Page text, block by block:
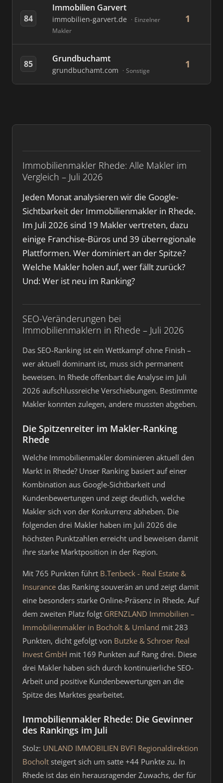
Immobilienmakler Rhede: Alle Makler im
Vergleich – Juli 2026
Jeden Monat analysieren wir die Google-
Sichtbarkeit der Immobilienmakler in Rhede.
Im Juli 2026 sind 19 Makler vertreten, dazu
einige Franchise-Büros und 39 überregionale
Plattformen. Wer dominiert an der Spitze?
Welche Makler holen auf, wer fällt zurück?
Und: Wer ist neu im Ranking?
SEO-Veränderungen bei
Immobilienmaklern in Rhede – Juli 2026
Das SEO-Ranking ist ein Wettkampf ohne Finish –
wer aktuell dominant ist, muss sich permanent
beweisen. In Rhede offenbart die Analyse im Juli
2026 aufschlussreiche Verschiebungen. Bestimmte
Makler konnten zulegen, andere mussten abgeben.
Die Spitzenreiter im Makler-Ranking
Rhede
Welche Immobilienmakler dominieren aktuell den
Markt in Rhede? Unser Ranking basiert auf einer
Kombination aus Google-Sichtbarkeit und
Kundenbewertungen und zeigt deutlich, welche
Makler sich von der Konkurrenz abheben. Die
folgenden drei Makler haben im Juli 2026 die
höchsten Punktzahlen erreicht und beweisen damit
ihre starke Marktposition in der Region.
Mit 765 Punkten führt B.Tenbeck - Real Estate &
Insurance das Ranking souverän an und zeigt damit
eine besonders starke Online-Präsenz in Rhede. Auf
dem zweiten Platz folgt GRENZLAND Immobilien –
Immobilienmakler in Bocholt & Umland mit 283
Punkten, dicht gefolgt von Butzke & Schroer Real
Invest GmbH mit 169 Punkten auf Rang drei. Diese
drei Makler haben sich durch kontinuierliche SEO-
Arbeit und positive Kundenbewertungen an die
Spitze des Marktes gearbeitet.
Immobilienmakler Rhede: Die Gewinner
des Rankings im Juli
Stolz: UNLAND IMMOBILIEN BVFI Regionaldirektion
Bocholt steigert sich um satte +44 Punkte zu. In
Rhede ist das ein herausragender Zuwachs, der für
84
Immobilien Garvert
immobilien-garvert.de
Einzelner
Makler
1
85 Grundbuchamt
grundbuchamt.com Sonstige
1